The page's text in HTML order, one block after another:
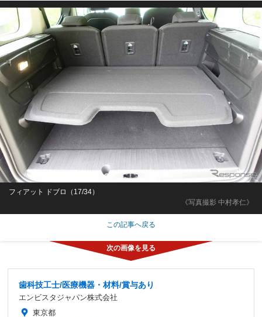
《写真撮影 中村孝仁》
フィアット ドブロ（17/34）
この記事へ戻る
歯科技工士/医療機器・材料/賞与あり
エンビスタジャパン株式会社
東京都